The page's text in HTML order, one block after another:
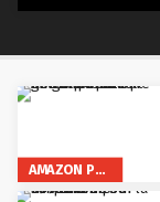
AMAZON PRIME VIDEO